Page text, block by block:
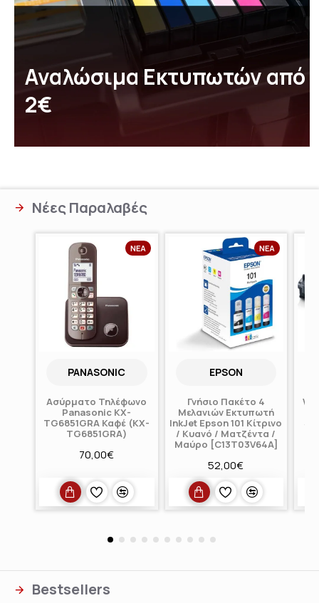
Αναλώσιμα Εκτυπωτών από
2€
Νέες Παραλαβές
ΝΈΑ
PANASONIC
Ασύρματο Τηλέφωνο
Panasonic KX-
TG6851GRA Καφέ (KX-
TG6851GRA)
70,00€
ΝΈΑ
EPSON
Γνήσιο Πακέτο 4
Μελανιών Εκτυπωτή
InkJet Epson 101 Κίτρινο
/ Κυανό / Ματζέντα /
Μαύρο [C13T03V64A]
52,00€
Bestsellers